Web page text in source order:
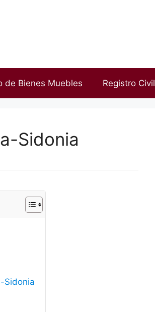
de Bienes Muebles Registro Civil
Sidonia
Sidonia